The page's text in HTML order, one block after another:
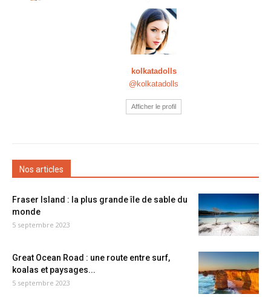
kolkatadolls
@kolkatadolls
Afficher le profil
Nos articles
Fraser Island : la plus grande île de sable du
monde
5 septembre 2023
Great Ocean Road : une route entre surf,
koalas et paysages...
5 septembre 2023